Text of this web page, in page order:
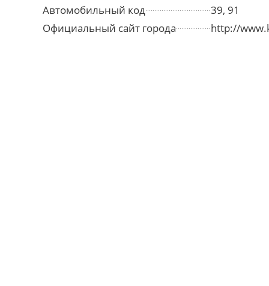
Автомобильный код
39, 91
Официальный сайт города
http://